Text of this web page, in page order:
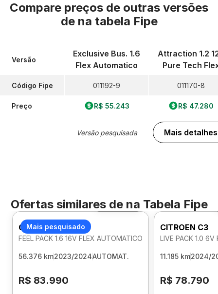
Compare preços de outras versões
de na tabela Fipe
Versão
Código Fipe
Preço
Exclusive Bus. 1.6
Flex Automatico
011192-9
R$ 55.243
Versão pesquisada
Attraction 1.2
Pure Tech
011170-8
R$ 47.280
Mais detalhes
Ofertas similares de na Tabela Fipe
Mais pesquisado
Foto 360º
CITROEN C3
FEEL PACK 1.6 16V FLEX AUTOMATICO
56.376 km2023/2024AUTOMAT.
R$ 83.990
CITROEN C3
LIVE PACK 1.0 6V
11.185 km2024/
R$ 78.790